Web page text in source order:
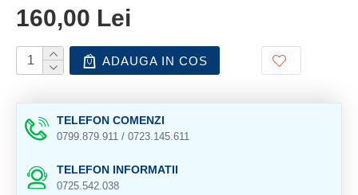
160,00 Lei
ADAUGA IN COS
TELEFON COMENZI
0799.879.911 / 0723.145.611
TELEFON INFORMATII
0725.542.038